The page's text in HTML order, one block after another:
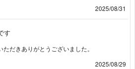
2025/08/31
す
ただきありがとうございました。
2025/08/29